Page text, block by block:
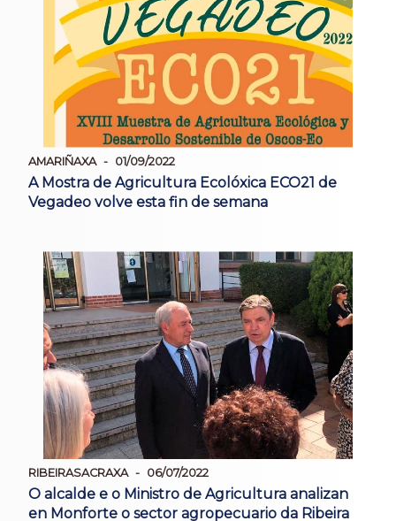
AMARIÑAXA 01/09/2022
A Mostra de Agricultura Ecolóxica ECO21 de
Vegadeo volve esta fin de semana
RIBEIRASACRAXA 06/07/2022
O alcalde e o Ministro de Agricultura analizan
en Monforte o sector agropecuario da Ribeira